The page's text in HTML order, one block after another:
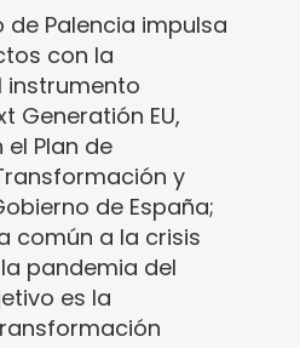
de Palencia impulsa
con la
instrumento
Generatión EU,
Plan de
y
de España;
común a la crisis
pandemia del
es la